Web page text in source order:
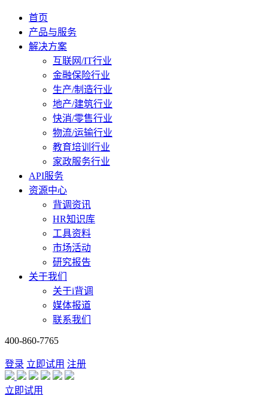
首页
产品与服务
解决方案
互联网/IT行业
金融保险行业
生产/制造行业
地产/建筑行业
快消/零售行业
物流/运输行业
教育培训行业
家政服务行业
API服务
资源中心
背调资讯
HR知识库
工具资料
市场活动
研究报告
关于我们
关于i背调
媒体报道
联系我们
400-860-7765
登录 立即试用 注册
立即试用